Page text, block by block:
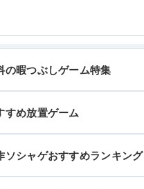
の暇つぶしゲーム特集
すめ放置ゲーム
ソシャゲおすすめランキング